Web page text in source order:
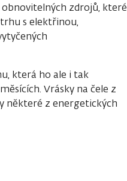
zdrojů, které
s elektřinou,
která ho ale i tak
Vrásky na čele z
některé z energetických